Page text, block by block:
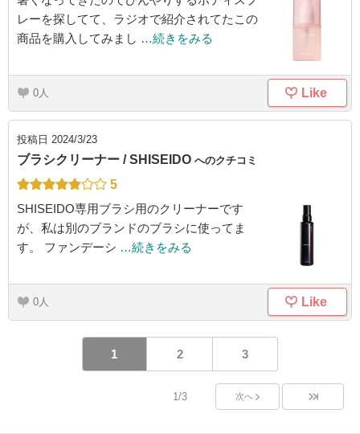
レーを探してて、ラジオで紹介されてたこの
商品を購入してみまし …続きをみる
0 Like
投稿日 2024/3/23
ブラシクリーナー / SHISEIDO へのクチコミ
5
SHISEIDO専用ブラシ用のクリーナーです
が、私は別のブランドのブラシに使ってま
す。 ファンデーシ …続きをみる
0 Like
1 2 3
1/3 次へ